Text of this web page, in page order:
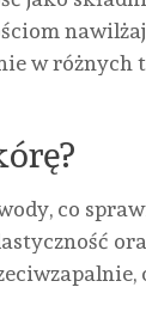
w różnych
co